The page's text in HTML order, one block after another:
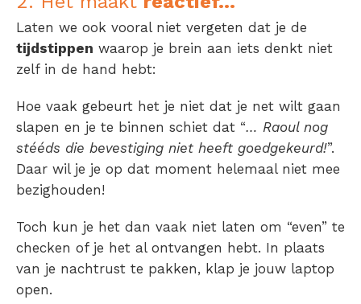
Laten we ook vooral niet vergeten dat je de
tijdstippen waarop je brein aan iets denkt niet
zelf in de hand hebt:
Hoe vaak gebeurt het je niet dat je net wilt gaan
slapen en je te binnen schiet dat “… Raoul nog
stééds die bevestiging niet heeft goedgekeurd!”.
Daar wil je je op dat moment helemaal niet mee
bezighouden!
Toch kun je het dan vaak niet laten om “even” te
checken of je het al ontvangen hebt. In plaats
van je nachtrust te pakken, klap je jouw laptop
open.